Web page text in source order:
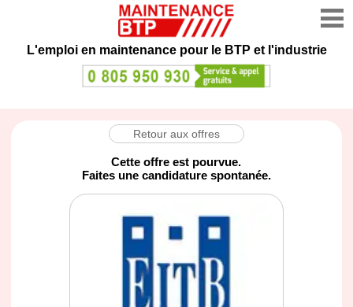
L'emploi en maintenance pour le BTP et l'industrie
Retour aux offres
Cette offre est pourvue.
Faites une candidature spontanée.